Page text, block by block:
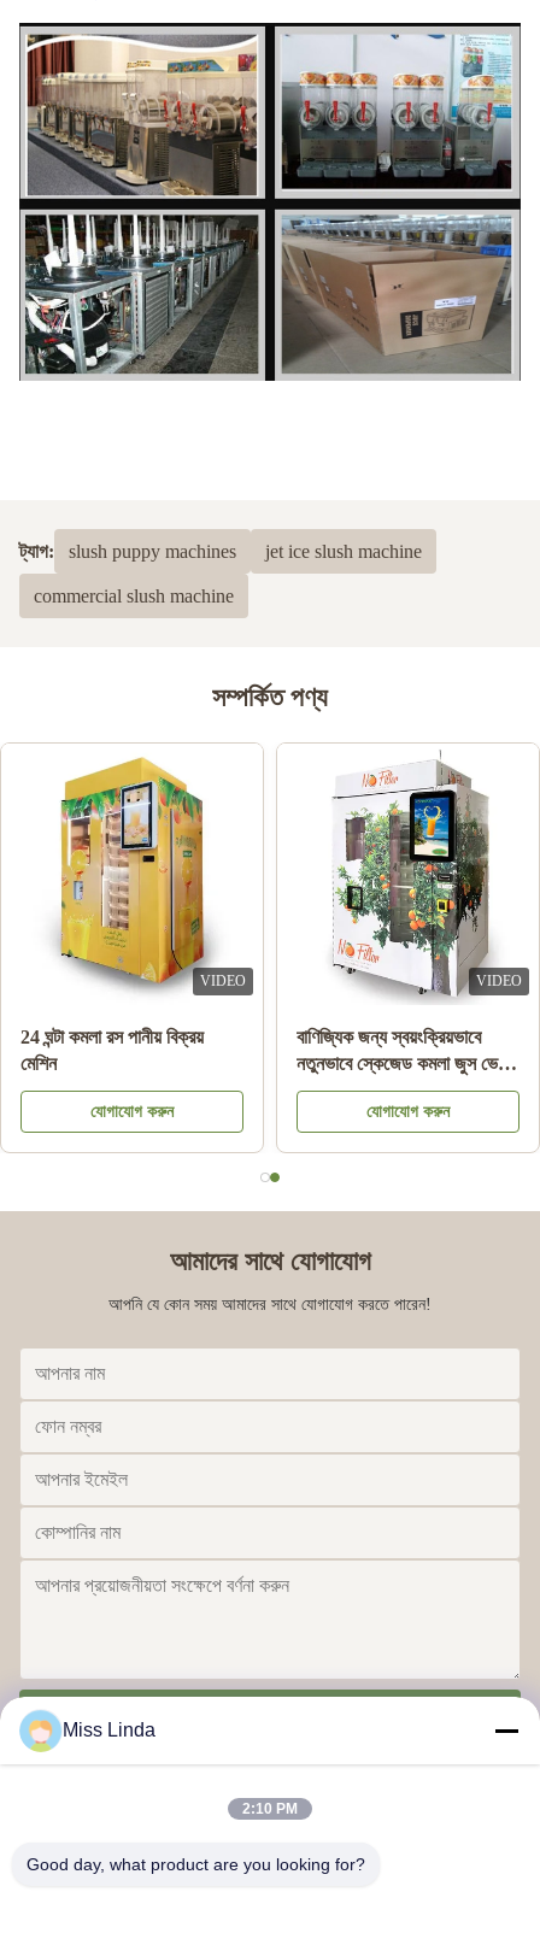
ট্যাগ: slush puppy machines jet ice slush machine
commercial slush machine
সম্পর্কিত পণ্য
VIDEO
24 ঘন্টা কমলা রস পানীয় বিক্রয়
মেশিন
যোগাযোগ করুন
VIDEO
বাণিজ্যিক জন্য স্বয়ংক্রিয়ভাবে
নতুনভাবে স্কেজেড কমলা জুস ভেন্ডিং
মেশিন
যোগাযোগ করুন
আমাদের সাথে যোগাযোগ
আপনি যে কোন সময় আমাদের সাথে যোগাযোগ করতে পারেন!
Miss Linda
2:10 PM
Good day, what product are you looking for?